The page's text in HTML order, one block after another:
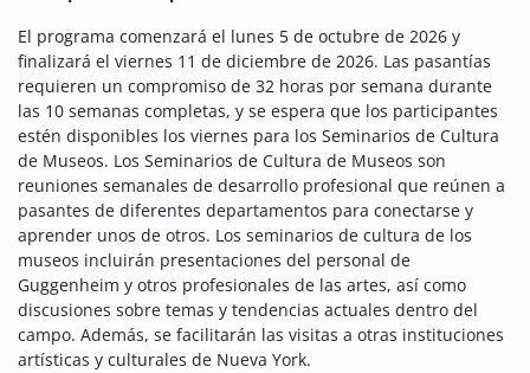
El programa comenzará el lunes 5 de octubre de 2026 y
finalizará el viernes 11 de diciembre de 2026. Las pasantías
requieren un compromiso de 32 horas por semana durante
las 10 semanas completas, y se espera que los participantes
estén disponibles los viernes para los Seminarios de Cultura
de Museos. Los Seminarios de Cultura de Museos son
reuniones semanales de desarrollo profesional que reúnen a
pasantes de diferentes departamentos para conectarse y
aprender unos de otros. Los seminarios de cultura de los
museos incluirán presentaciones del personal de
Guggenheim y otros profesionales de las artes, así como
discusiones sobre temas y tendencias actuales dentro del
campo. Además, se facilitarán las visitas a otras instituciones
artísticas y culturales de Nueva York.